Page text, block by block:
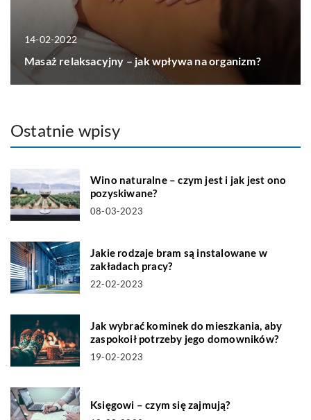
14-02-2022
Masaż relaksacyjny – jak wpływa na organizm?
Ostatnie wpisy
Wino naturalne – czym jest i jak jest ono
pozyskiwane?
08-03-2023
Jakie rodzaje bram są instalowane w
zakładach pracy?
22-02-2023
Jak wybrać kominek do mieszkania, aby
zaspokoił potrzeby jego domowników?
19-02-2023
Księgowi – czym się zajmują?